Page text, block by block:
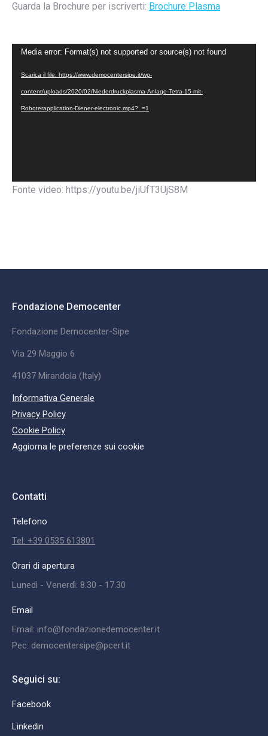
Guarda la Brochure per iscriverti: Brochure Plasma
Video
Media error: Format(s) not supported or source(s) not found
Scarica il file: https://www.democentersipe.it/wp-
content/uploads/2020/02/Niederdruckplasma-Anlage-Tetra-15-mit-
Roboterapplication-Diener-electronic.mp4?_=1
Fonte video: https://youtu.be/jiUfT3UjS8M
Fondazione Democenter
Fondazione Democenter-Sipe
Via 29 Maggio 6
41037 Mirandola (Italy)
Informativa Generale
Privacy Policy
Cookie Policy
Aggiorna le preferenze sui cookie
Contatti
Telefono
Tel: +39 0535 613801
Orari di apertura
Lunedì - Venerdì: 8.30 - 17.30
Email
Email: info@fondazionedemocenter.it
Pec: democentersipe@pcert.it
Seguici su:
Facebook
Linkedin